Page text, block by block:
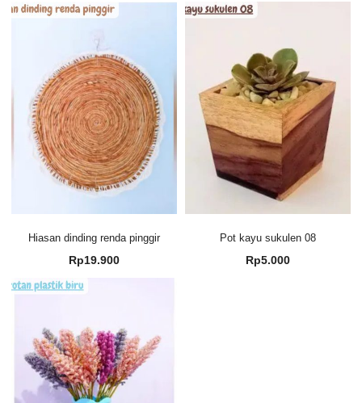
Hiasan dinding renda pinggir
Rp19.900
Pot kayu sukulen 08
Rp5.000